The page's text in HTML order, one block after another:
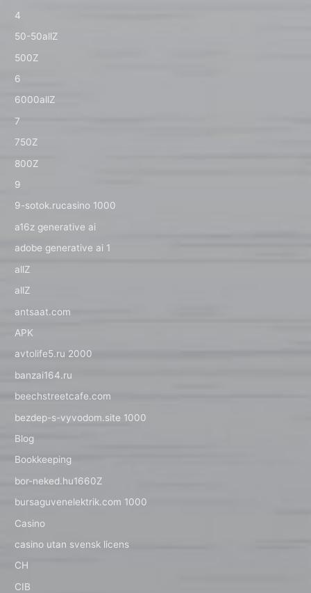
4
50-50allZ
500Z
6
6000allZ
7
750Z
800Z
9
9-sotok.rucasino 1000
a16z generative ai
adobe generative ai 1
allZ
allZ
antsaat.com
APK
avtolife5.ru 2000
banzai164.ru
beechstreetcafe.com
bezdep-s-vyvodom.site 1000
Blog
Bookkeeping
bor-neked.hu1660Z
bursaguvenelektrik.com 1000
Casino
casino utan svensk licens
CH
CIB